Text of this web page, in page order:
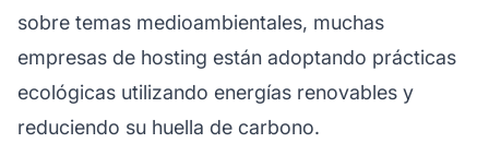
sobre temas medioambientales, muchas
empresas de hosting están adoptando prácticas
ecológicas utilizando energías renovables y
reduciendo su huella de carbono.